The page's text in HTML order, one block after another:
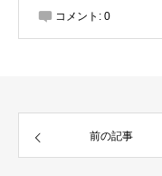
コメント: 0
前の記事